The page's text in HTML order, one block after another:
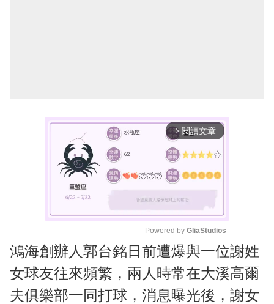
arrow_forward_ios 閱讀文章
M
t
e
Powered by GliaStudios
鴻海創辦人郭台銘日前遭爆與一位謝姓
女球友往來頻繁，兩人時常在大溪高爾
夫俱樂部一同打球，消息曝光後，謝女